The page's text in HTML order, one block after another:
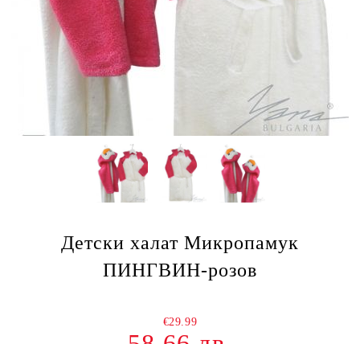
Детски халат Микропамук
ПИНГВИН-розов
€29.99